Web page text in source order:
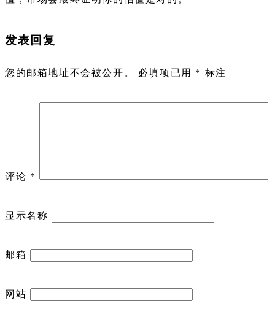
发表回复
您的邮箱地址不会被公开。 必填项已用 * 标注
评论 *
显示名称
邮箱
网站